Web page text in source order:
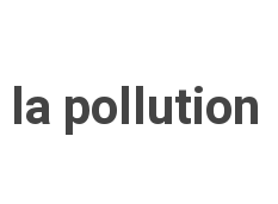
la pollution